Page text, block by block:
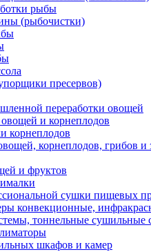
рыбы
(рыбочистки)
пресервов)
переработки овощей
и корнеплодов
корнеплодов
корнеплодов, грибов и
и фруктов
сушки пищевых
конвекционные,
тоннельные сушильные
шкафов и камер